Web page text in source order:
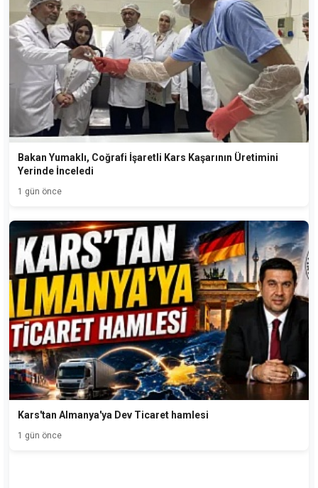
Bakan Yumaklı, Coğrafi İşaretli Kars Kaşarının Üretimini
Yerinde İnceledi
1 gün önce
Kars'tan Almanya'ya Dev Ticaret hamlesi
1 gün önce